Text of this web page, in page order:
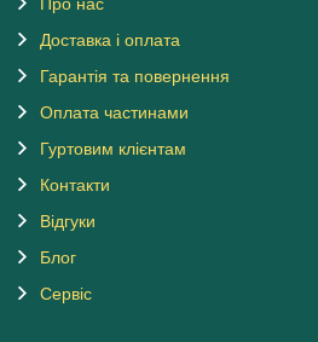
Про нас
Доставка і оплата
Гарантія та повернення
Оплата частинами
Гуртовим клієнтам
Контакти
Відгуки
Блог
Сервіс